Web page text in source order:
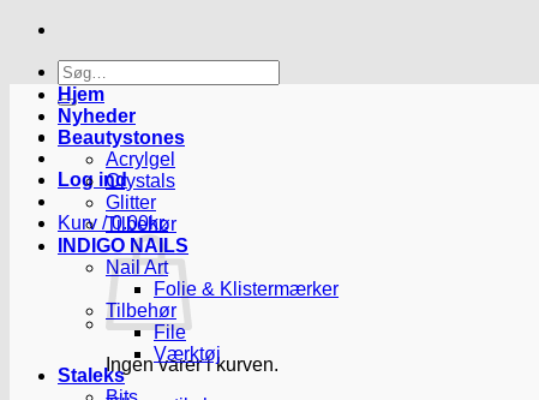
Søg
efter:
Log ind
Kurv /0.00kr.
Ingen varer i kurven.
Hjem
Nyheder
Beautystones
Acrylgel
Crystals
Glitter
Tilbehør
INDIGO NAILS
Nail Art
Folie & Klistermærker
Tilbehør
File
Værktøj
Staleks